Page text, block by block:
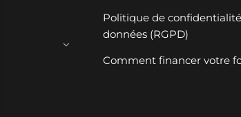
Politique de
données (RGPD)
Comment financer votre